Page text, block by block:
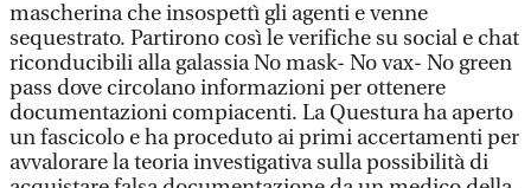
mascherina che insospettì gli agenti e venne
sequestrato. Partirono così le verifiche su social e chat
riconducibili alla galassia No mask- No vax- No green
pass dove circolano informazioni per ottenere
documentazioni compiacenti. La Questura ha aperto
un fascicolo e ha proceduto ai primi accertamenti per
avvalorare la teoria investigativa sulla possibilità di